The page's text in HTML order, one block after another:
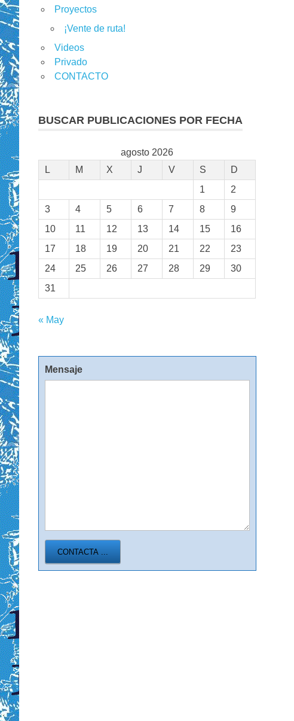
Proyectos
¡Vente de ruta!
Videos
Privado
CONTACTO
BUSCAR PUBLICACIONES POR FECHA
agosto 2026
L
M X J V S
D
1
2
3
4 5 6 7 8
9
10
11 12 13 14 15
16
17
18 19 20 21 22
23
24
25 26 27 28 29
30
31
« May
Mensaje
CONTACTA ...